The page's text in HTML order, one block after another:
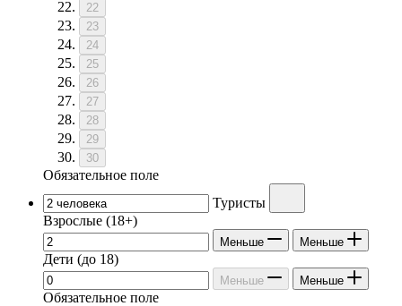
22
23
24
25
26
27
28
29
30
Обязательное поле
Туристы
Взрослые (18+)
Меньше Меньше
Дети (до 18)
Меньше Меньше
Обязательное поле